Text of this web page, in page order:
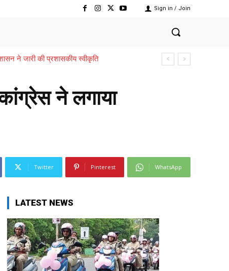
Sign in / Join
ने जारी की प्रशासकीय स्वीकृति
ने लगाया
Twitter Pinterest WhatsApp
LATEST NEWS